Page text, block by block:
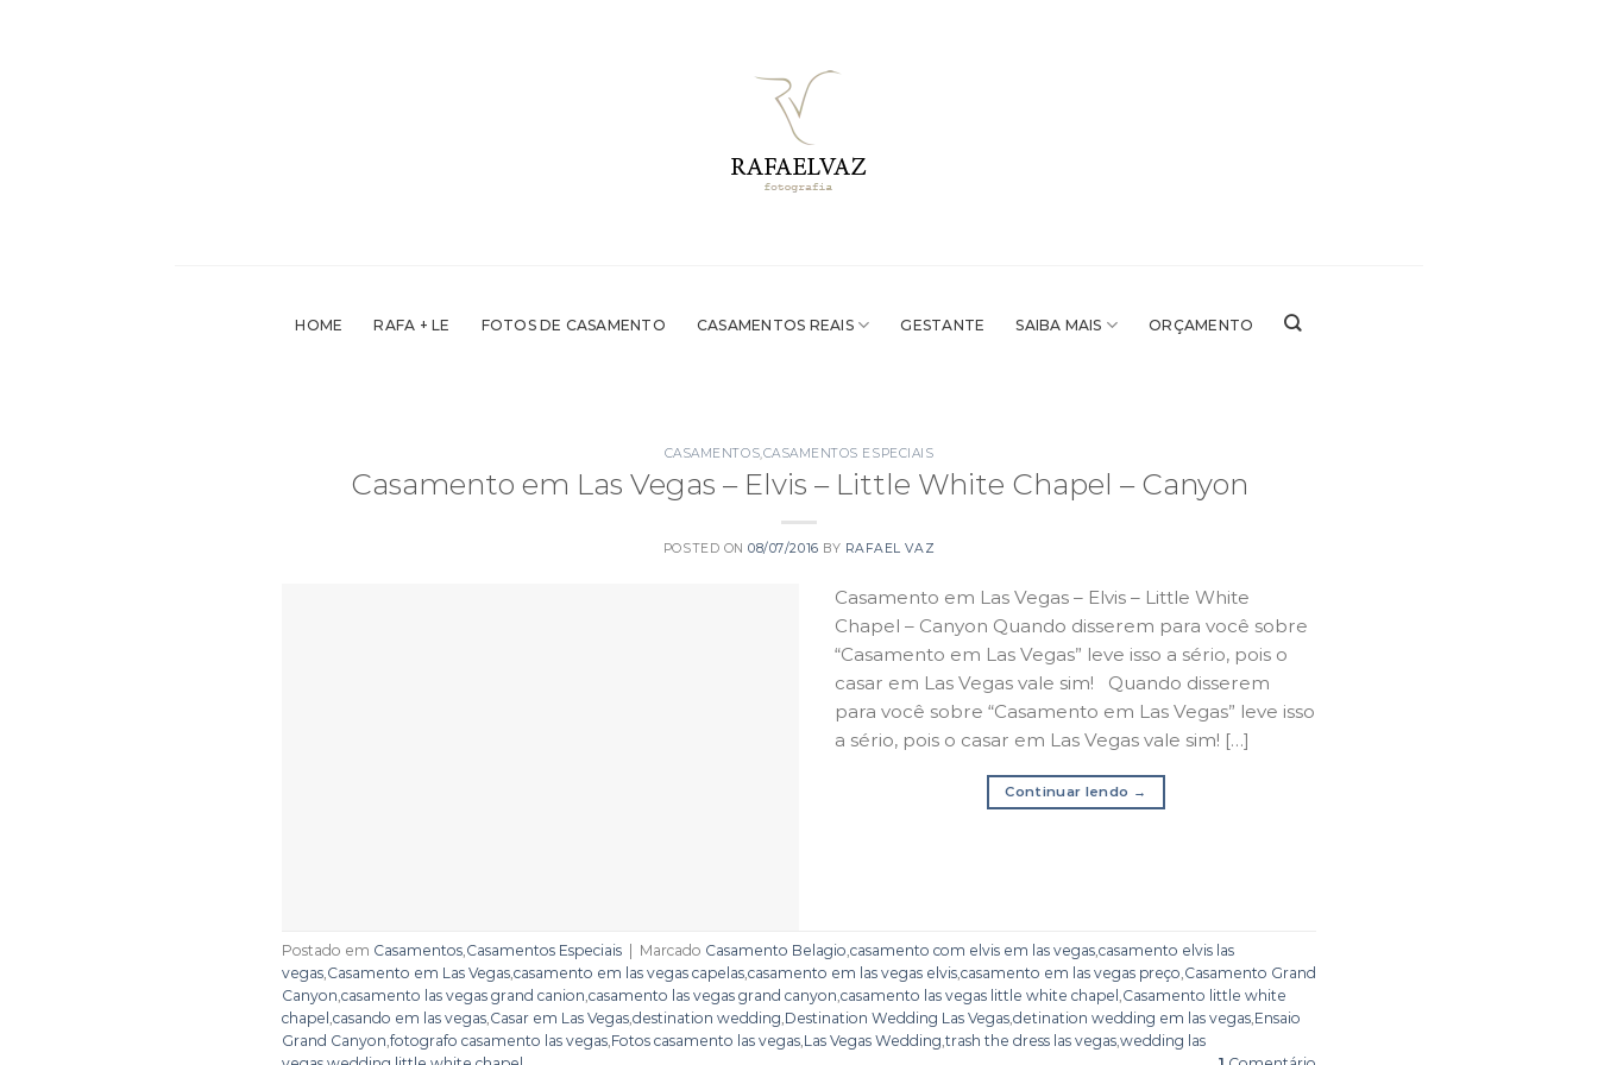
HOME RAFA + LE FOTOS DE CASAMENTO CASAMENTOS REAIS GESTANTE SAIBA MAIS ORÇAMENTO
CASAMENTOS,CASAMENTOS ESPECIAIS
Casamento em Las Vegas – Elvis – Little White Chapel – Canyon
POSTED ON08/07/2016 BY RAFAEL VAZ
Casamento em Las Vegas – Elvis – Little White
Chapel – Canyon Quando disserem para você sobre
“Casamento em Las Vegas” leve isso a sério, pois o
casar em Las Vegas vale sim! Quando disserem
para você sobre “Casamento em Las Vegas” leve isso
a sério, pois o casar em Las Vegas vale sim! […]
Continuar lendo →
Postado em Casamentos,Casamentos Especiais Marcado Casamento Belagio,casamento com elvis em las vegas,casamento elvis las
vegas,Casamento em Las Vegas,casamento em las vegas capelas,casamento em las vegas elvis,casamento em las vegas preço,Casamento Grand
Canyon,casamento las vegas grand canion,casamento las vegas grand canyon,casamento las vegas little white chapel ,Casamento little white
chapel ,casando em las vegas,Casar em Las Vegas,destination wedding,Destination Wedding Las Vegas,detination wedding em las vegas,Ensaio
Grand Canyon,fotografo casamento las vegas,Fotos casamento las vegas,Las Vegas Wedding,trash the dress las vegas,wedding las